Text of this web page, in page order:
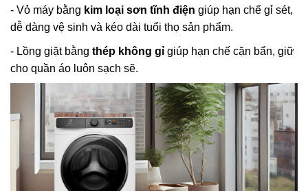
- Vỏ máy bằng kim loại sơn tĩnh điện giúp hạn chế gỉ sét,
dễ dàng vệ sinh và kéo dài tuổi thọ sản phẩm.
- Lồng giặt bằng thép không gỉ giúp hạn chế cặn bẩn, giữ
cho quần áo luôn sạch sẽ.